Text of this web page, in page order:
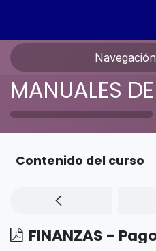
Navegación
Contenido del curso